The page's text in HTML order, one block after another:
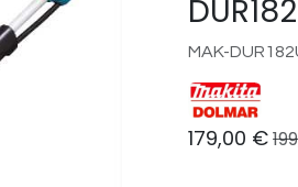
MAK-
179,00 €